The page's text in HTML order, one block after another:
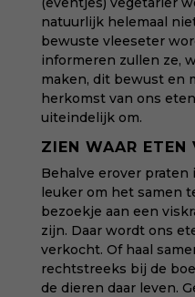
natuurlijk helemaal
bewuste vleeseter
informeren zullen ze,
maken, dit bewust en
herkomst van ons
uiteindelijk om.
ZIEN WAAR ETEN
Behalve erover
leuker om het samen
bezoekje aan een
zijn. Daar wordt ons
verkocht. Of haal
rechtstreeks bij de
de dieren daar leven.